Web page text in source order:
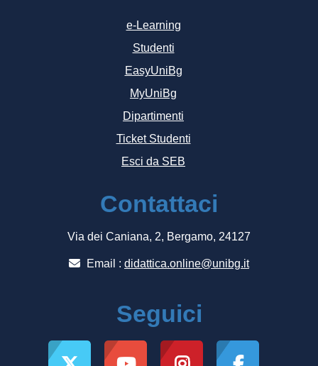
e-Learning
Studenti
EasyUniBg
MyUniBg
Dipartimenti
Ticket Studenti
Esci da SEB
Contattaci
Via dei Caniana, 2, Bergamo, 24127
Email : didattica.online@unibg.it
Seguici